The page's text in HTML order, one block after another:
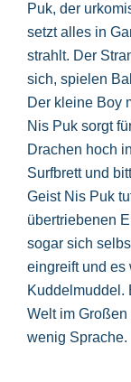
Puk, der
setzt alles in
strahlt. Der
sich, spielen
Der kleine Boy
Nis Puk sorgt
Drachen hoch
Surfbrett und
Geist Nis Puk
übertriebenen
sogar sich
eingreift und es
Kuddelmuddel.
Welt im
wenig Sprache.